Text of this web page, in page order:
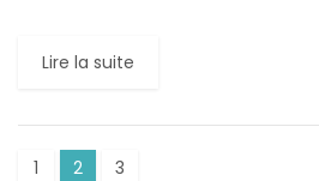
Lire la suite
1 2 3